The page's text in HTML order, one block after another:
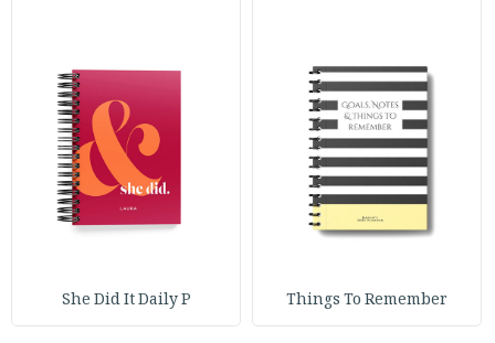
Things To Remember
She Did It Daily P